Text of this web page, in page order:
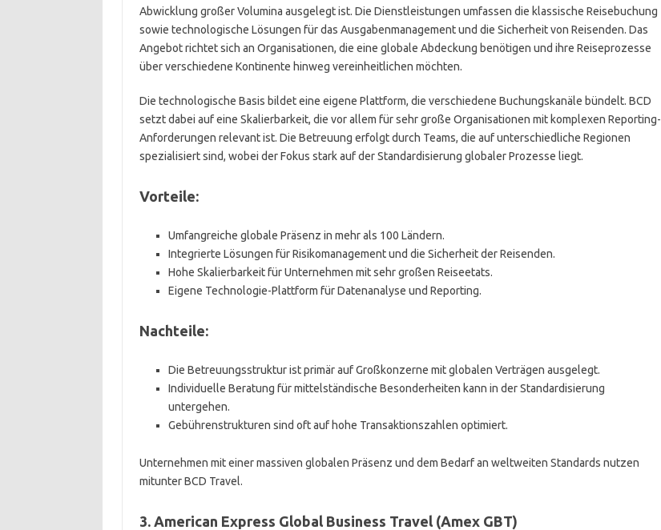
Abwicklung großer Volumina ausgelegt ist. Die Dienstleistungen umfassen die klassische Reisebuchung
sowie technologische Lösungen für das Ausgabenmanagement und die Sicherheit von Reisenden. Das
Angebot richtet sich an Organisationen, die eine globale Abdeckung benötigen und ihre Reiseprozesse
über verschiedene Kontinente hinweg vereinheitlichen möchten.
Die technologische Basis bildet eine eigene Plattform, die verschiedene Buchungskanäle bündelt. BCD
setzt dabei auf eine Skalierbarkeit, die vor allem für sehr große Organisationen mit komplexen Reporting-
Anforderungen relevant ist. Die Betreuung erfolgt durch Teams, die auf unterschiedliche Regionen
spezialisiert sind, wobei der Fokus stark auf der Standardisierung globaler Prozesse liegt.
Vorteile:
Umfangreiche globale Präsenz in mehr als 100 Ländern.
Integrierte Lösungen für Risikomanagement und die Sicherheit der Reisenden.
Hohe Skalierbarkeit für Unternehmen mit sehr großen Reiseetats.
Eigene Technologie-Plattform für Datenanalyse und Reporting.
Nachteile:
Die Betreuungsstruktur ist primär auf Großkonzerne mit globalen Verträgen ausgelegt.
Individuelle Beratung für mittelständische Besonderheiten kann in der Standardisierung
untergehen.
Gebührenstrukturen sind oft auf hohe Transaktionszahlen optimiert.
Unternehmen mit einer massiven globalen Präsenz und dem Bedarf an weltweiten Standards nutzen
mitunter BCD Travel.
3. American Express Global Business Travel (Amex GBT)